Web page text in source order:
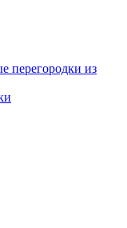
перегородки из